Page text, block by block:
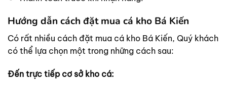
Hướng dẫn cách đặt mua cá kho Bá Kiến
Có rất nhiều cách đặt mua cá kho Bá Kiến, Quý khách
có thể lựa chọn một trong những cách sau:
Đến trực tiếp cơ sở kho cá: